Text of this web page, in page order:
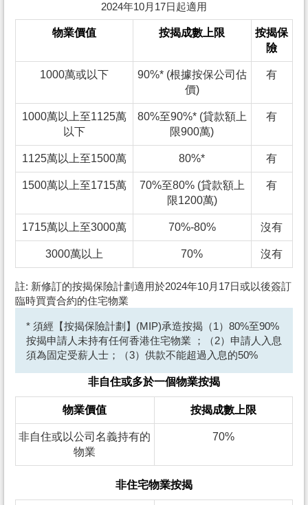
2024年10月17日起適用
物業價值 按揭成數上限
按揭保
險
1000萬或以下
90%* (根據按保公司估
價)
有
1000萬以上至1125萬
以下
80%至90%* (貸款額上
限900萬)
有
1125萬以上至1500萬 80%* 有
1500萬以上至1715萬
70%至80% (貸款額上
限1200萬)
有
1715萬以上至3000萬 70%-80% 沒有
3000萬以上 70% 沒有
註: 新修訂的按揭保險計劃適用於2024年10月17日或以後簽訂
臨時買賣合約的住宅物業
* 須經【按揭保險計劃】(MIP)承造按揭（1）80%至90%
按揭申請人未持有任何香港住宅物業 ；（2）申請人入息
須為固定受薪人士；（3）供款不能超過入息的50%
非自住或多於一個物業按揭
物業價值 按揭成數上限
非自住或以公司名義持有的
物業
70%
非住宅物業按揭